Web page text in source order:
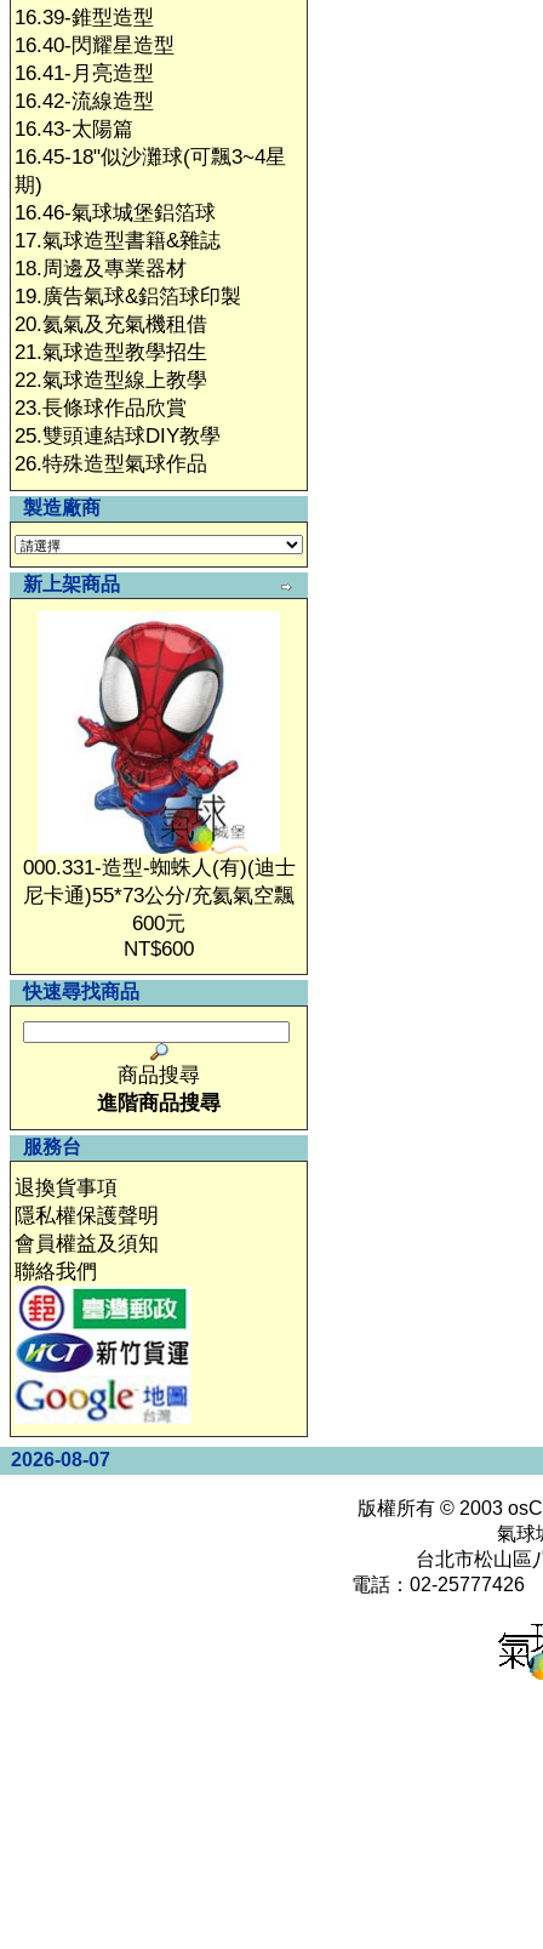
16.39-錐型造型
16.40-閃耀星造型
16.41-月亮造型
16.42-流線造型
16.43-太陽篇
16.45-18"似沙灘球(可飄3~4星
期)
16.46-氣球城堡鋁箔球
17.氣球造型書籍&雜誌
18.周邊及專業器材
19.廣告氣球&鋁箔球印製
20.氦氣及充氣機租借
21.氣球造型教學招生
22.氣球造型線上教學
23.長條球作品欣賞
25.雙頭連結球DIY教學
26.特殊造型氣球作品
製造廠商
新上架商品
000.331-造型-蜘蛛人(有)(迪士
尼卡通)55*73公分/充氦氣空飄
600元
NT$600
快速尋找商品
商品搜尋
進階商品搜尋
服務台
退換貨事項
隱私權保護聲明
會員權益及須知
聯絡我們
2026-08-07
版權所有 © 2003
氣球
台北市松山區
電話：02-25777426